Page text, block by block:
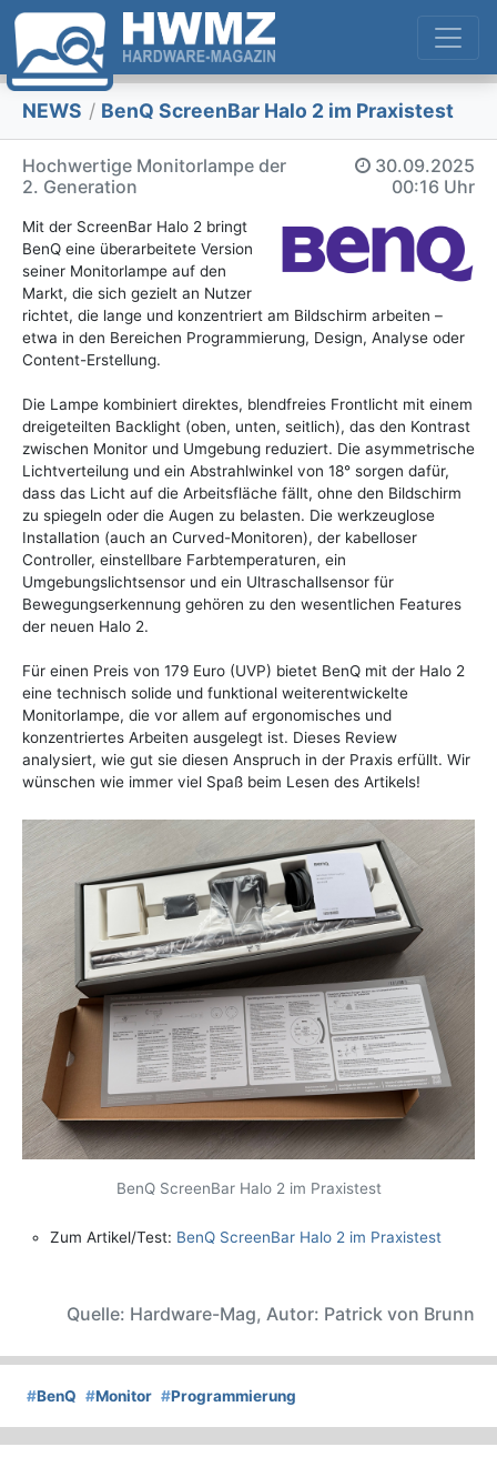
NEWS / BenQ ScreenBar Halo 2 im Praxistest
Hochwertige Monitorlampe der
2. Generation
30.09.2025
00:16 Uhr
Mit der ScreenBar Halo 2 bringt
BenQ eine überarbeitete Version
seiner Monitorlampe auf den
Markt, die sich gezielt an Nutzer
richtet, die lange und konzentriert am Bildschirm arbeiten –
etwa in den Bereichen Programmierung, Design, Analyse oder
Content-Erstellung.
Die Lampe kombiniert direktes, blendfreies Frontlicht mit einem
dreigeteilten Backlight (oben, unten, seitlich), das den Kontrast
zwischen Monitor und Umgebung reduziert. Die asymmetrische
Lichtverteilung und ein Abstrahlwinkel von 18° sorgen dafür,
dass das Licht auf die Arbeitsfläche fällt, ohne den Bildschirm
zu spiegeln oder die Augen zu belasten. Die werkzeuglose
Installation (auch an Curved-Monitoren), der kabelloser
Controller, einstellbare Farbtemperaturen, ein
Umgebungslichtsensor und ein Ultraschallsensor für
Bewegungserkennung gehören zu den wesentlichen Features
der neuen Halo 2.
Für einen Preis von 179 Euro (UVP) bietet BenQ mit der Halo 2
eine technisch solide und funktional weiterentwickelte
Monitorlampe, die vor allem auf ergonomisches und
konzentriertes Arbeiten ausgelegt ist. Dieses Review
analysiert, wie gut sie diesen Anspruch in der Praxis erfüllt. Wir
wünschen wie immer viel Spaß beim Lesen des Artikels!
BenQ ScreenBar Halo 2 im Praxistest
Zum Artikel/Test: BenQ ScreenBar Halo 2 im Praxistest
Quelle: Hardware-Mag, Autor: Patrick von Brunn
#BenQ #Monitor #Programmierung